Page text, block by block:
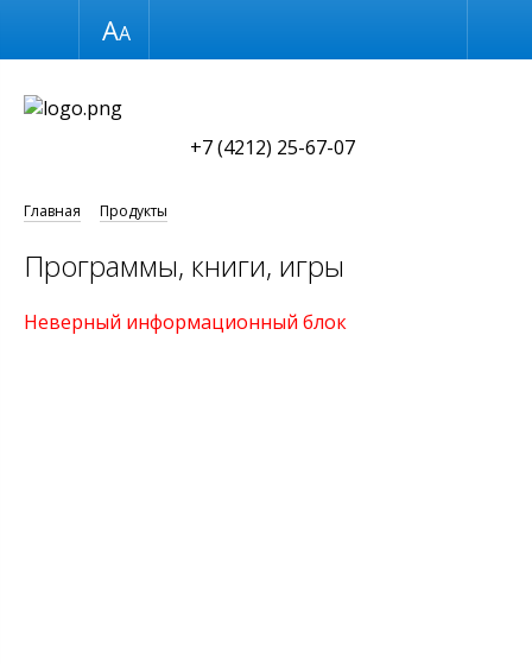
Размер шрифта
+7 (4212) 25-67-07
Главная Продукты
Программы, книги, игры
Неверный информационный блок